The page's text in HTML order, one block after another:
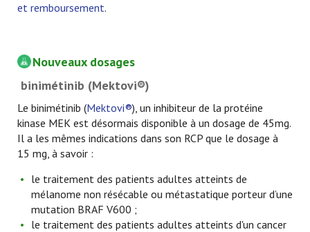
et remboursement.
Nouveaux dosages
binimétinib (Mektovi®)
Le binimétinib (Mektovi®), un inhibiteur de la protéine
kinase MEK est désormais disponible à un dosage de 45mg.
Il a les mêmes indications dans son RCP que le dosage à
15 mg, à savoir :
le traitement des patients adultes atteints de
mélanome non résécable ou métastatique porteur d’une
mutation BRAF V600 ;
le traitement des patients adultes atteints d'un cancer